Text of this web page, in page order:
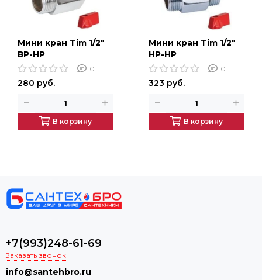
Мини кран Tim 1/2"
ВР-НР
0
280 руб.
В корзину
Мини кран Tim 1/2"
НР-НР
0
323 руб.
В корзину
+7(993)248-61-69
Заказать звонок
info@santehbro.ru